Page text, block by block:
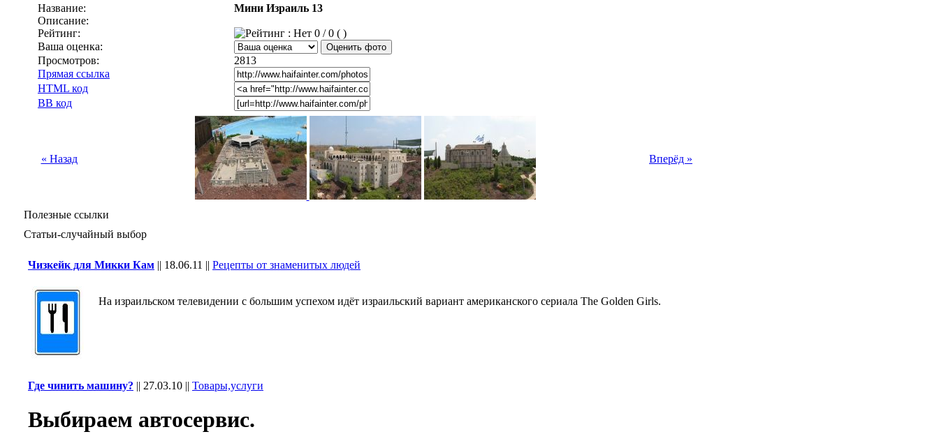
Название:
Мини Израиль 13
Описание:
Рейтинг:
0 / 0 ( )
Ваша оценка:
Просмотров:
2813
Прямая ссылка
HTML код
BB код
« Назад Вперёд »
Полезные ссылки
Статьи-случайный выбор
Чизкейк для Микки Кам || 18.06.11 || Рецепты от знаменитых людей
На израильском телевидении с большим успехом идёт израильский вариант американского сериала The Golden Girls.
Где чинить машину? || 27.03.10 || Товары,услуги
Выбиpаем автоcервис.